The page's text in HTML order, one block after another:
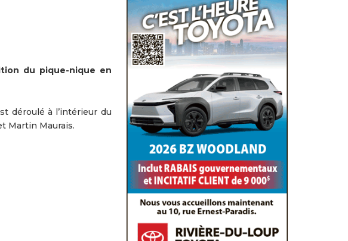
du pique-nique en
déroulé à l’intérieur du
Martin Maurais.